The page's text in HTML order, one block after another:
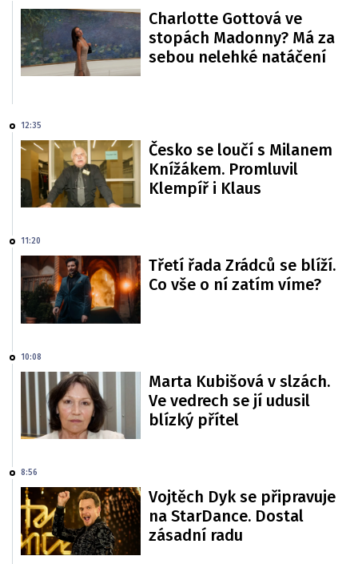
Charlotte Gottová ve
stopách Madonny? Má za
sebou nelehké natáčení
12:35
Česko se loučí s Milanem
Knížákem. Promluvil
Klempíř i Klaus
11:20
Třetí řada Zrádců se blíží.
Co vše o ní zatím víme?
10:08
Marta Kubišová v slzách.
Ve vedrech se jí udusil
blízký přítel
8:56
Vojtěch Dyk se připravuje
na StarDance. Dostal
zásadní radu